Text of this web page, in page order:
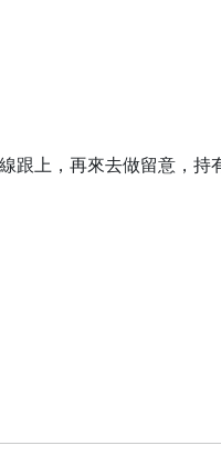
跟上，再來去做留意，持